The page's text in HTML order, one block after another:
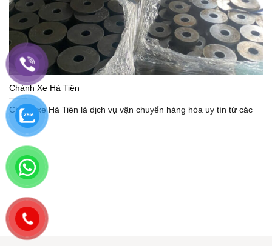
Chành Xe Hà Tiên
Chành xe Hà Tiên là dịch vụ vận chuyển hàng hóa uy tín từ các